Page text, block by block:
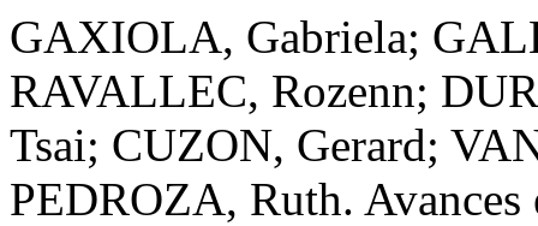
GAXIOLA, Gabriela;
RAVALLEC, Rozenn;
Tsai; CUZON, Gerard;
PEDROZA, Ruth.